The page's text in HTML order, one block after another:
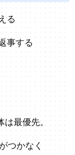
る
事する
最優先。
つかなく